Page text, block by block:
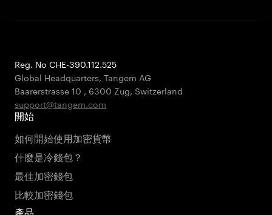
Reg. No CHE-390.112.525
Global Headquarters, Tangem AG
Baarerstrasse 10 , 6300 Zug, Switzerland
support@tangem.com
開始
如何開始使用加密貨幣
什麼是冷錢包？
最佳加密錢包
比較加密錢包
產品